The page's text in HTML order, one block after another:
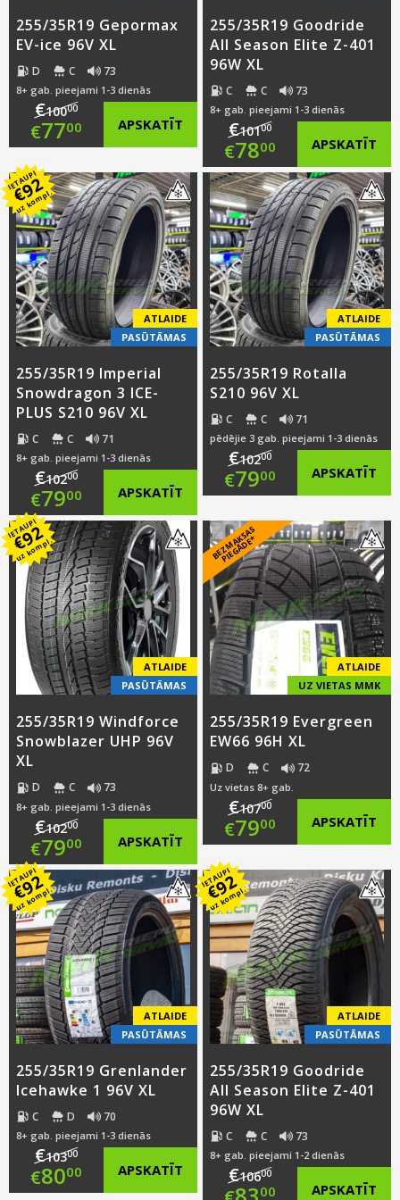
255/35R19 Gepormax
EV-ice 96V XL
D C 73
8+ gab. pieejami 1-3 dienās
€10000
Original
was:
€100.00.
€7700
price
is:
€77.00.
APSKATĪT
255/35R19 Goodride
All Season Elite Z-401
96W XL
C C 73
8+ gab. pieejami 1-3 dienās
€10100
Original
price
was:
€101.00.
€7800
Current
price
is:
€78.00.
APSKATĪT
IETAUPI
€92
uz kompl.
ATLAIDE
PASŪTĀMAS
255/35R19 Imperial
Snowdragon 3 ICE-
PLUS S210 96V XL
C C 71
8+ gab. pieejami 1-3 dienās
€10200
Original
price
was:
€102.00.
€7900
Current
price
is:
€79.00.
APSKATĪT
ATLAIDE
PASŪTĀMAS
255/35R19 Rotalla
S210 96V XL
C C 71
pēdējie 3 gab. pieejami 1-3 dienās
€10200
Original
was:
€102.00.
€7900
price
is:
€79.00.
APSKATĪT
IETAUPI
€92
uz kompl.
ATLAIDE
PASŪTĀMAS
255/35R19 Windforce
Snowblazer UHP 96V
XL
D C 73
8+ gab. pieejami 1-3 dienās
€10200
Original
price
was:
€102.00.
€7900
Current
price
is:
€79.00.
APSKATĪT
B
E
Z
M
A
K
S
A
S
PI
E
G
Ā
D
E
*
ATLAIDE
UZ VIETAS MMK
255/35R19 Evergreen
EW66 96H XL
D C 72
Uz vietas 8+ gab.
€10700
Original
was:
€107.00.
€7900
price
is:
€79.00.
APSKATĪT
IETAUPI
€92
uz kompl.
ATLAIDE
PASŪTĀMAS
255/35R19 Grenlander
Icehawke 1 96V XL
C D 70
8+ gab. pieejami 1-3 dienās
€10300
Original
€8000 APSKATĪT
IETAUPI
€92
uz kompl.
ATLAIDE
PASŪTĀMAS
255/35R19 Goodride
All Season Elite Z-401
96W XL
C C 73
8+ gab. pieejami 1-2 dienās
€10600
00 APSKATĪT